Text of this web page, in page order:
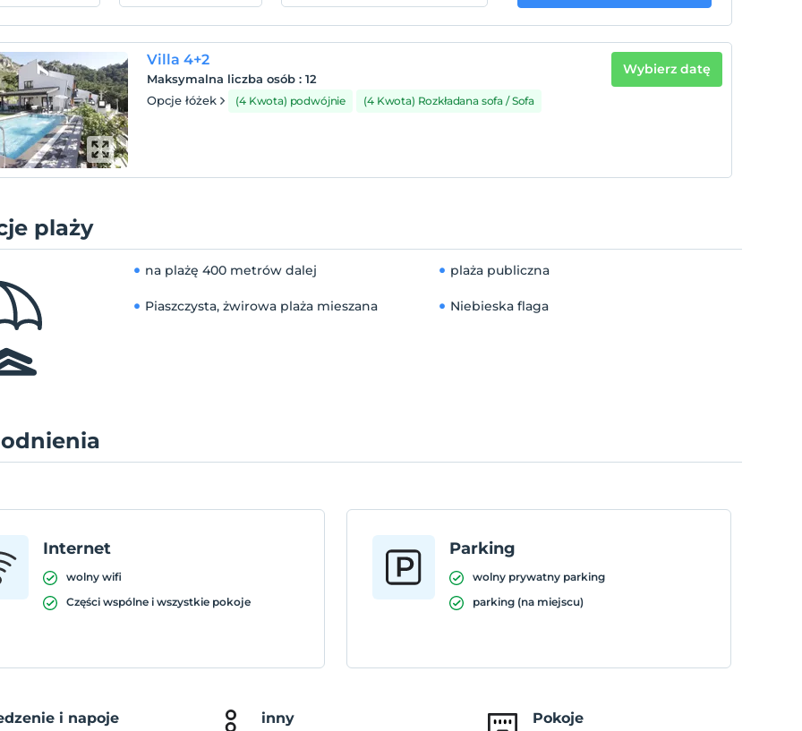
Villa 4+2
Maksymalna liczba osób :12
Opcje łóżek
(4 Kwota) podwójnie (4 Kwota) Rozkładana sofa / Sofa
Wybierz datę
plaży
na plażę 400 metrów dalej plaża publiczna
Piaszczysta, żwirowa plaża mieszana Niebieska flaga
Internet
wolny wifi
Części wspólne i wszystkie pokoje
Parking
wolny prywatny parking
parking (na miejscu)
i napoje inny Pokoje